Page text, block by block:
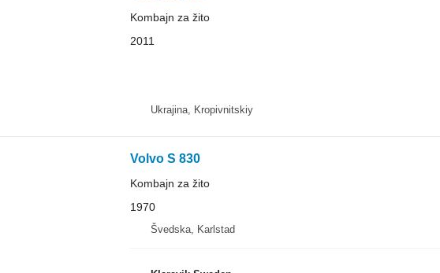
Kombajn za žito
2011
Ukrajina, Kropivnitskiy
Volvo S 830
Kombajn za žito
1970
Švedska, Karlstad